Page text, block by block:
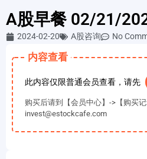
A股早餐 02/21/
2024-02-20 A股咨询 No
内容查看
此内容仅限普通会员查看，请先
购买后请到【会员中心】->【购买
invest@estockcafe.com